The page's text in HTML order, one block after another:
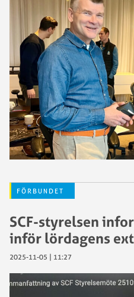
FÖRBUNDET
SCF-styrelsen
inför lördagens
2025-11-05 | 11:27